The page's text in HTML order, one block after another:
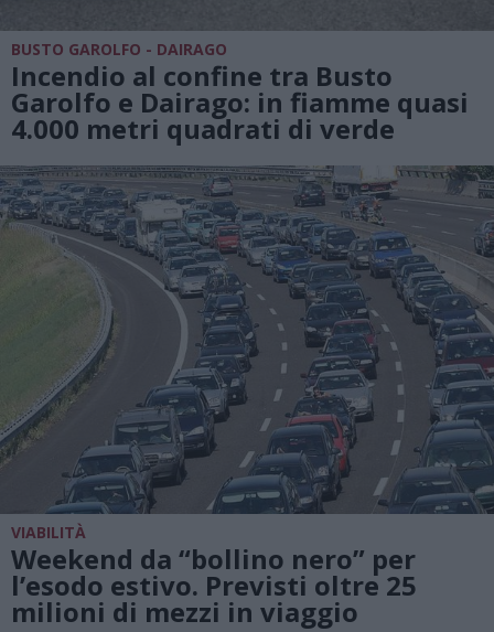
BUSTO GAROLFO - DAIRAGO
Incendio al confine tra Busto
Garolfo e Dairago: in fiamme quasi
4.000 metri quadrati di verde
VIABILITÀ
Weekend da “bollino nero” per
l’esodo estivo. Previsti oltre 25
milioni di mezzi in viaggio